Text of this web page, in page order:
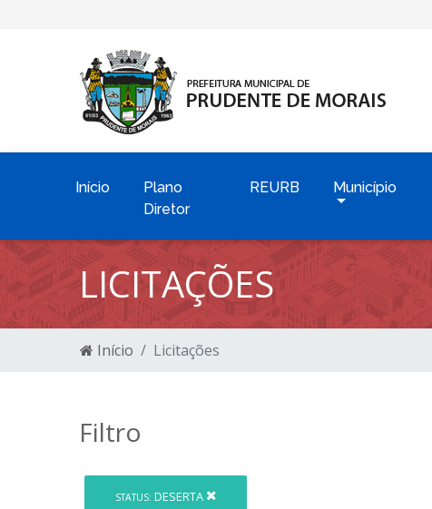
Início
Plano
Diretor
REURB Município
LICITAÇÕES
Início Licitações
Filtro
STATUS: DESERTA